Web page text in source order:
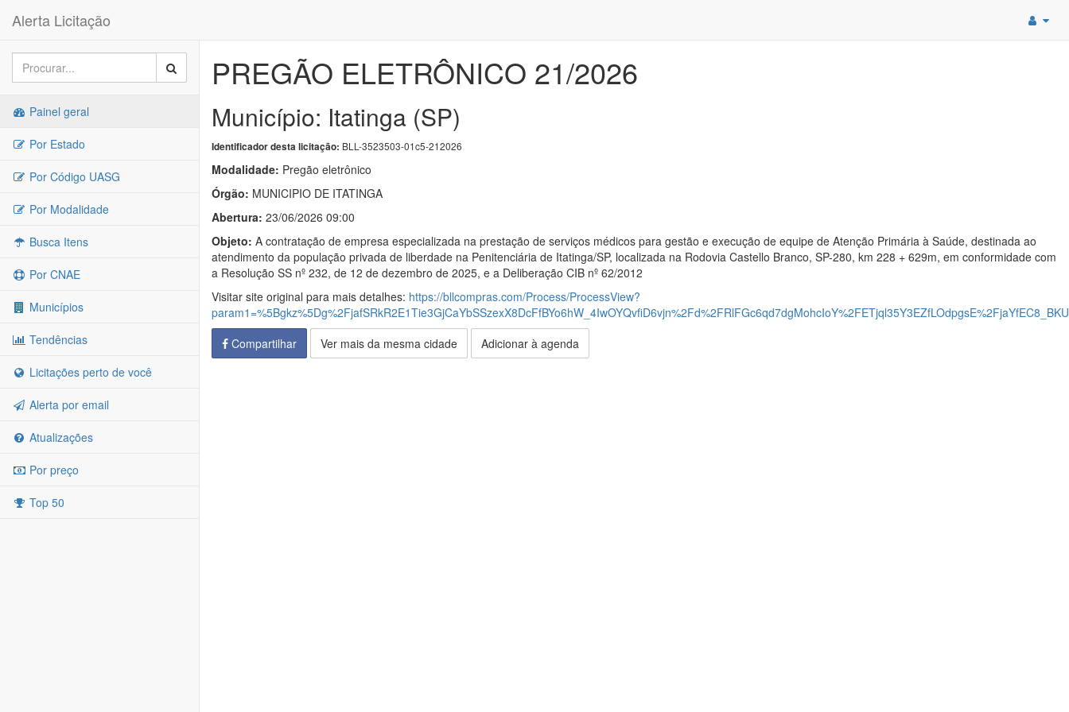
Alerta Licitação
Painel geral
Por Estado
Por Código UASG
Por Modalidade
Busca Itens
Por CNAE
Municípios
Tendências
Licitações perto de você
Alerta por email
Atualizações
Por preço
Top 50
PREGÃO ELETRÔNICO 21/2026
Município: Itatinga (SP)
Identificador desta licitação: BLL-3523503-01c5-212026
Modalidade: Pregão eletrônico
Órgão: MUNICIPIO DE ITATINGA
Abertura: 23/06/2026 09:00
Objeto: A contratação de empresa especializada na prestação de serviços médicos para gestão e execução de equipe de Atenção Primária à Saúde, destinada ao
atendimento da população privada de liberdade na Penitenciária de Itatinga/SP, localizada na Rodovia Castello Branco, SP-280, km 228 + 629m, em conformidade com
a Resolução SS nº 232, de 12 de dezembro de 2025, e a Deliberação CIB nº 62/2012
Visitar site original para mais detalhes: https://bllcompras.com/Process/ProcessView?
Compartilhar
Ver mais da mesma cidade Adicionar à agenda